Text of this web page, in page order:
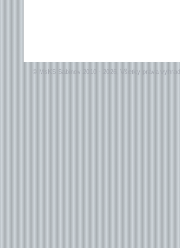
© MsKS Sabinov 2010 - 2026, Všetky práva